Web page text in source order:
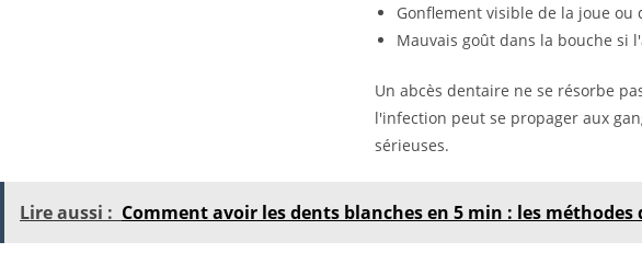
Gonflement visible de la joue ou
Mauvais goût dans la bouche si
Un abcès dentaire ne se résorbe
l'infection peut se propager aux
sérieuses.
Lire aussi : Comment avoir les dents blanches en 5 min : les